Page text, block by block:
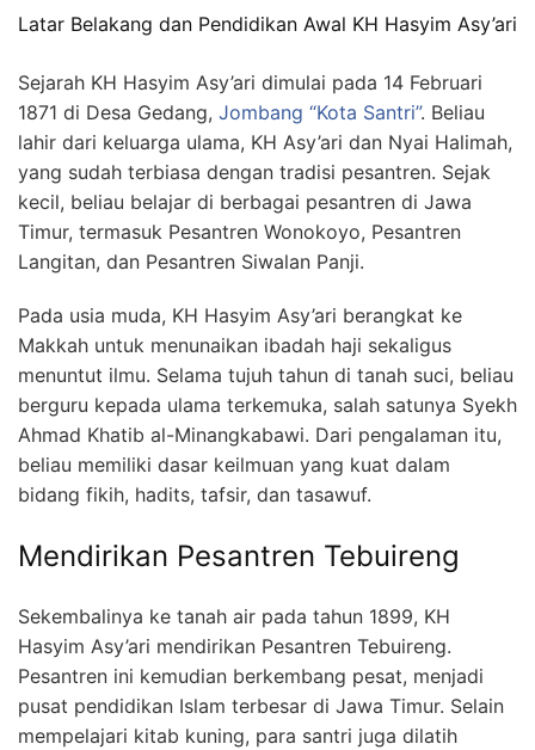
Latar Belakang dan Pendidikan Awal KH Hasyim Asy’ari
Sejarah KH Hasyim Asy’ari dimulai pada 14 Februari
1871 di Desa Gedang, Jombang “Kota Santri”. Beliau
lahir dari keluarga ulama, KH Asy’ari dan Nyai Halimah,
yang sudah terbiasa dengan tradisi pesantren. Sejak
kecil, beliau belajar di berbagai pesantren di Jawa
Timur, termasuk Pesantren Wonokoyo, Pesantren
Langitan, dan Pesantren Siwalan Panji.
Pada usia muda, KH Hasyim Asy’ari berangkat ke
Makkah untuk menunaikan ibadah haji sekaligus
menuntut ilmu. Selama tujuh tahun di tanah suci, beliau
berguru kepada ulama terkemuka, salah satunya Syekh
Ahmad Khatib al-Minangkabawi. Dari pengalaman itu,
beliau memiliki dasar keilmuan yang kuat dalam
bidang fikih, hadits, tafsir, dan tasawuf.
Mendirikan Pesantren Tebuireng
Sekembalinya ke tanah air pada tahun 1899, KH
Hasyim Asy’ari mendirikan Pesantren Tebuireng.
Pesantren ini kemudian berkembang pesat, menjadi
pusat pendidikan Islam terbesar di Jawa Timur. Selain
mempelajari kitab kuning, para santri juga dilatih